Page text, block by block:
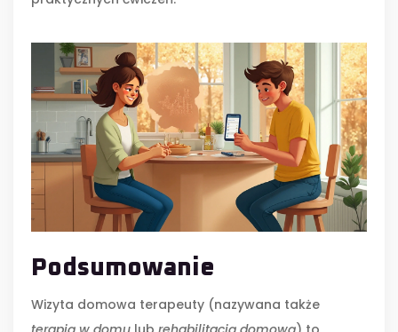
Podsumowanie
Wizyta domowa terapeuty (nazywana także